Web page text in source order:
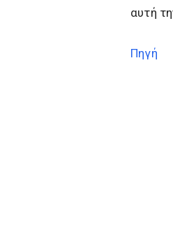
αυτή
Πηγή